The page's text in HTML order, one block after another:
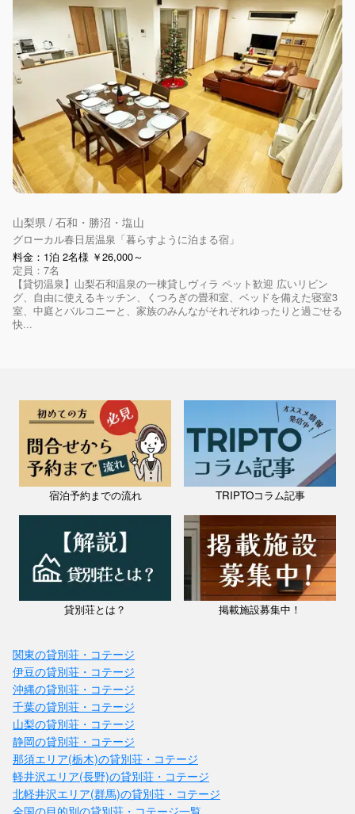
山梨県 / 石和・勝沼・塩山
グローカル春日居温泉「暮らすように泊まる宿」
料金：1泊 2名様 ￥26,000～
定員：7名
【貸切温泉】山梨石和温泉の一棟貸しヴィラ ペット歓迎 広いリビン
グ、自由に使えるキッチン、くつろぎの畳和室、ベッドを備えた寝室3
室、中庭とバルコニーと、家族のみんながそれぞれゆったりと過ごせる
快...
宿泊予約までの流れ TRIPTOコラム記事
貸別荘とは？ 掲載施設募集中！
関東の貸別荘・コテージ
伊豆の貸別荘・コテージ
沖縄の貸別荘・コテージ
千葉の貸別荘・コテージ
山梨の貸別荘・コテージ
静岡の貸別荘・コテージ
那須エリア(栃木)の貸別荘・コテージ
軽井沢エリア(長野)の貸別荘・コテージ
北軽井沢エリア(群馬)の貸別荘・コテージ
全国の目的別の貸別荘・コテージ一覧